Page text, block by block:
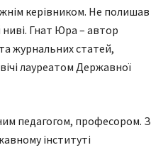
керівником. Не полишав
ниві. Гнат Юра – автор
журнальних статей,
лауреатом Державної
педагогом, професором. З
інституті